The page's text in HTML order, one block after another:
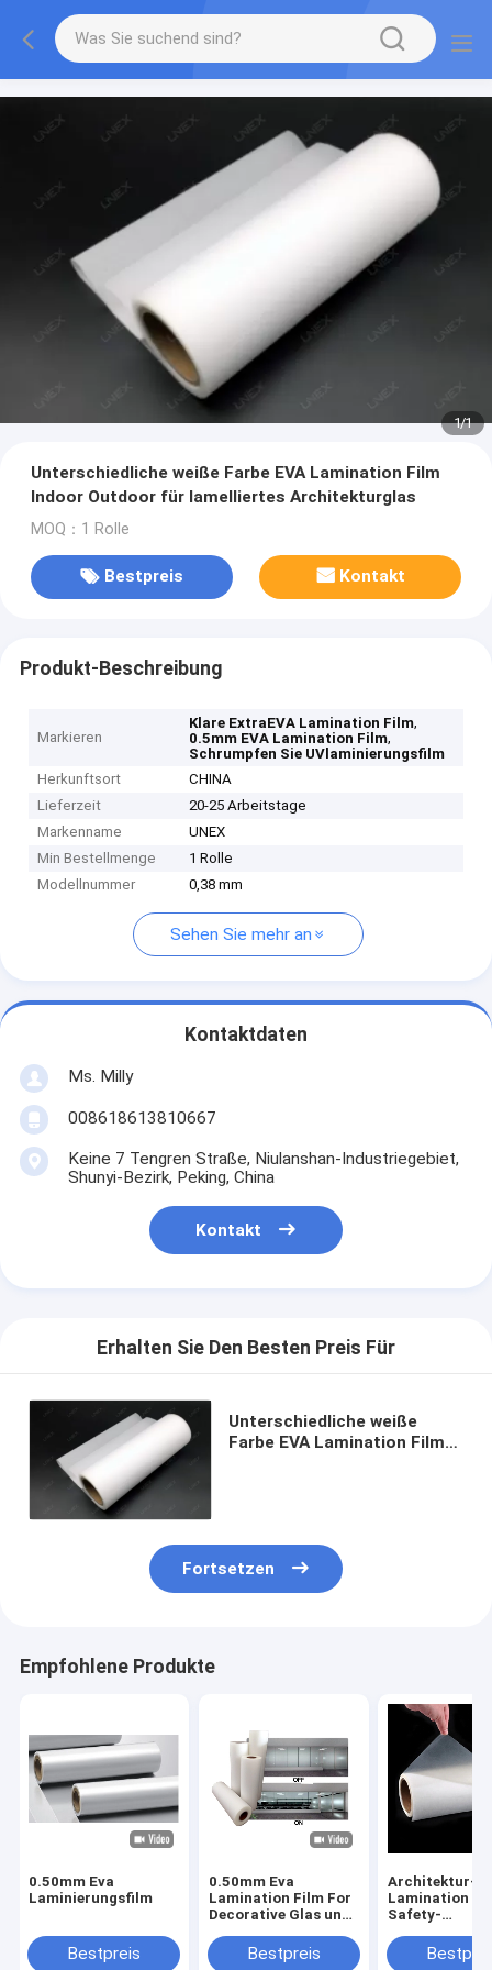
1/1
Unterschiedliche weiße Farbe EVA Lamination Film
Indoor Outdoor für lamelliertes Architekturglas
MOQ：1 Rolle
Bestpreis Kontakt
Produkt-Beschreibung
Markieren
Klare ExtraEVA Lamination Film,
0.5mm EVA Lamination Film,
Schrumpfen Sie UVlaminierungsfilm
Herkunftsort
CHINA
Lieferzeit
20-25 Arbeitstage
Markenname
UNEX
Min Bestellmenge
1 Rolle
Modellnummer
0,38 mm
Sehen Sie mehr an
Kontaktdaten
Ms. Milly
008618613810667
Keine 7 Tengren Straße, Niulanshan-Industriegebiet,
Shunyi-Bezirk, Peking, China
Kontakt
Erhalten Sie Den Besten Preis Für
Unterschiedliche weiße
Farbe EVA Lamination Film
Fortsetzen
Empfohlene Produkte
0.50mm Eva
Laminierungsfilm
Bestpreis
0.50mm Eva
Lamination Film For
Decorative Glas und
Bestpreis
Architektur-
Lamination
Safety-